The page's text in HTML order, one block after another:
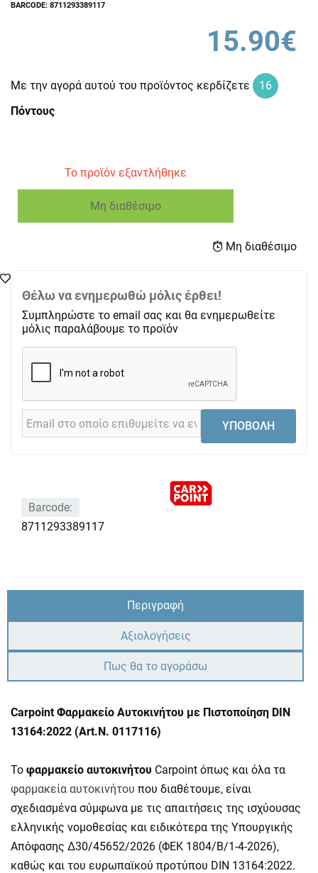
BARCODE: 8711293389117
15.90€
Με την αγορά αυτού του προϊόντος κερδίζετε
16
Πόντους
Το προϊόν εξαντλήθηκε
Μη διαθέσιμο
Μη διαθέσιμο
Θέλω να ενημερωθώ μόλις έρθει!
Συμπληρώστε το email σας και θα ενημερωθείτε
μόλις παραλάβουμε το προϊόν
ΥΠΟΒΟΛΗ
Barcode:
8711293389117
Περιγραφή
Αξιολογήσεις
Πως θα το αγοράσω
Carpoint Φαρμακείο Αυτοκινήτου με Πιστοποίηση DIN
13164:2022 (Art.N. 0117116)
Το φαρμακείο αυτοκινήτου Carpoint όπως και όλα τα
φαρμακεία αυτοκινήτου που διαθέτουμε, είναι
σχεδιασμένα σύμφωνα με τις απαιτήσεις της ισχύουσας
ελληνικής νομοθεσίας και ειδικότερα της Υπουργικής
Απόφασης Δ30/45652/2026 (ΦΕΚ 1804/Β/1-4-2026),
καθώς και του ευρωπαϊκού προτύπου DIN 13164:2022.